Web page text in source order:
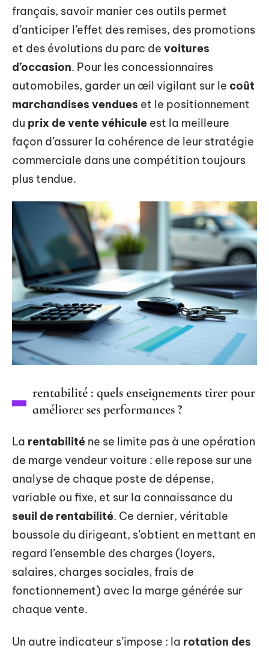
français, savoir manier ces outils permet
d’anticiper l’effet des remises, des promotions
et des évolutions du parc de voitures
d’occasion. Pour les concessionnaires
automobiles, garder un œil vigilant sur le coût
marchandises vendues et le positionnement
du prix de vente véhicule est la meilleure
façon d’assurer la cohérence de leur stratégie
commerciale dans une compétition toujours
plus tendue.
rentabilité : quels enseignements tirer pour
améliorer ses performances ?
La rentabilité ne se limite pas à une opération
de marge vendeur voiture : elle repose sur une
analyse de chaque poste de dépense,
variable ou fixe, et sur la connaissance du
seuil de rentabilité. Ce dernier, véritable
boussole du dirigeant, s’obtient en mettant en
regard l’ensemble des charges (loyers,
salaires, charges sociales, frais de
fonctionnement) avec la marge générée sur
chaque vente.
Un autre indicateur s’impose : la rotation des